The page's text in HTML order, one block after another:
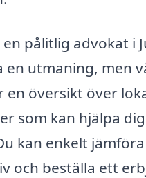
pålitlig advokat i
en utmaning, men
en översikt över
som kan hjälpa
kan enkelt
och beställa ett